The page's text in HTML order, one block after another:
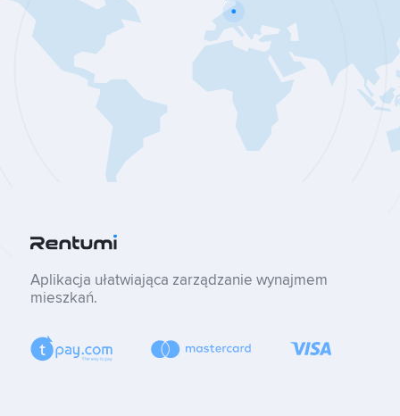
Aplikacja ułatwiająca zarządzanie wynajmem
mieszkań.